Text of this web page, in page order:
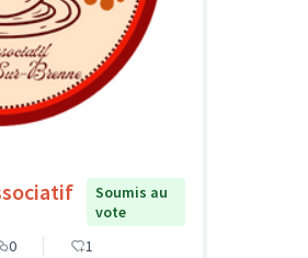
Soumis au
vote
0 1